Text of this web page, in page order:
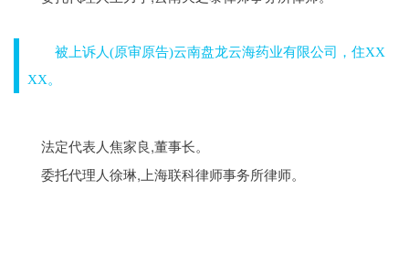
被上诉人(原审原告)云南盘龙云海药业有限公司，住XX
XX。
法定代表人焦家良,董事长。
委托代理人徐琳,上海联科律师事务所律师。